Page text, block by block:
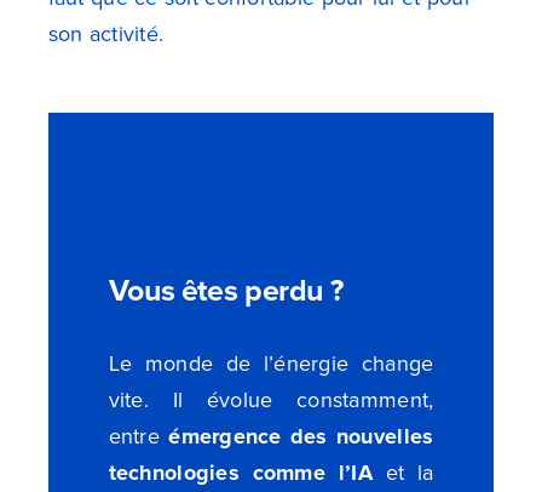
son activité.
Vous êtes perdu ?
Le monde de l’énergie change
vite. Il évolue constamment,
entreémergence des nouvelles
technologies comme l’IAet la